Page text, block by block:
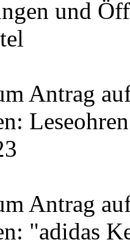
und
Antrag
Antrag
"adidas